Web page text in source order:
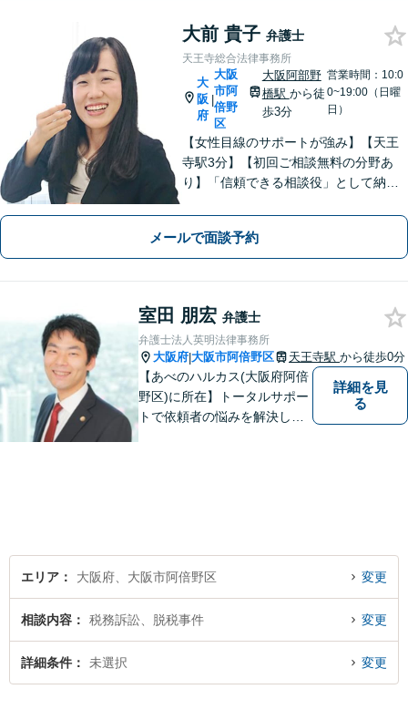
大前 貴子 弁護士
天王寺総合法律事務所
大
阪
府
|
大阪
市阿
倍野
区
大阪阿部野
橋駅 から徒
歩3分
営業時間：10:0
0~19:00（日曜
日）
【女性目線のサポートが強み】【天王
寺駅3分】【初回ご相談無料の分野あ
り】「信頼できる相談役」として納得
づくりを心がけます【借金・債務整
理】経済状況に応じて適切な解決策を
ご提案します
メールで面談予約
室田 朋宏 弁護士
弁護士法人英明法律事務所
大阪府|大阪市阿倍野区 天王寺駅 から徒歩0分
【あべのハルカス(大阪府阿倍
野区)に所在】トータルサポー
トで依頼者の悩みを解決しま
詳細を見
る
エリア 大阪府、大阪市阿倍野区 変更
相談内容 税務訴訟、脱税事件 変更
詳細条件 未選択 変更